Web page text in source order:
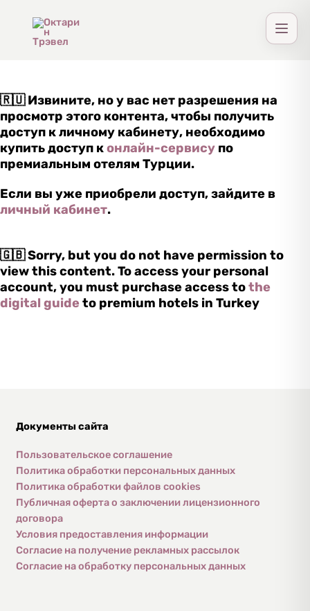
содержимому
🇷🇺 Извините, но у вас нет разрешения на
просмотр этого контента, чтобы получить
доступ к личному кабинету, необходимо
купить доступ конлайн-сервису по
премиальным отелям Турции.
Если вы уже приобрели доступ, зайдите в
личный кабинет.
🇬🇧 Sorry, but you do not have permission to
view this content. To access your personal
account, you must purchase access tothe
digital guide to premium hotels in Turkey
Документы сайта
Пользовательское соглашение
Политика обработки персональных данных
Политика обработки файлов cookies
Публичная оферта о заключении лицензионного
договора
Условия предоставления информации
Согласие на получение рекламных рассылок
Согласие на обработку персональных данных